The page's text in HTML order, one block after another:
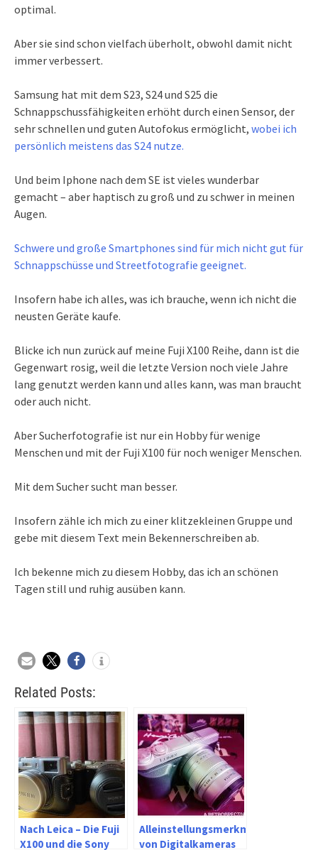
optimal.
Aber sie sind schon vielfach überholt, obwohl damit nicht
immer verbessert.
Samsung hat mit dem S23, S24 und S25 die
Schnappschussfähigkeiten erhöht durch einen Sensor, der
sehr schnellen und guten Autofokus ermöglicht, wobei ich
persönlich meistens das S24 nutze.
Und beim Iphone nach dem SE ist vieles wunderbar
gemacht – aber haptisch zu groß und zu schwer in meinen
Augen.
Schwere und große Smartphones sind für mich nicht gut für
Schnappschüsse und Streetfotografie geeignet.
Insofern habe ich alles, was ich brauche, wenn ich nicht die
neusten Geräte kaufe.
Blicke ich nun zurück auf meine Fuji X100 Reihe, dann ist die
Gegenwart rosig, weil die letzte Version noch viele Jahre
lang genutzt werden kann und alles kann, was man braucht
oder auch nicht.
Aber Sucherfotografie ist nur ein Hobby für wenige
Menschen und mit der Fuji X100 für noch weniger Menschen.
Mit dem Sucher sucht man besser.
Insofern zähle ich mich zu einer klitzekleinen Gruppe und
gebe mit diesem Text mein Bekennerschreiben ab.
Ich bekenne mich zu diesem Hobby, das ich an schönen
Tagen still und ruhig ausüben kann.
Related Posts:
Nach Leica – Die Fuji
X100 und die Sony
Alleinstellungsmerkmale
von Digitalkameras